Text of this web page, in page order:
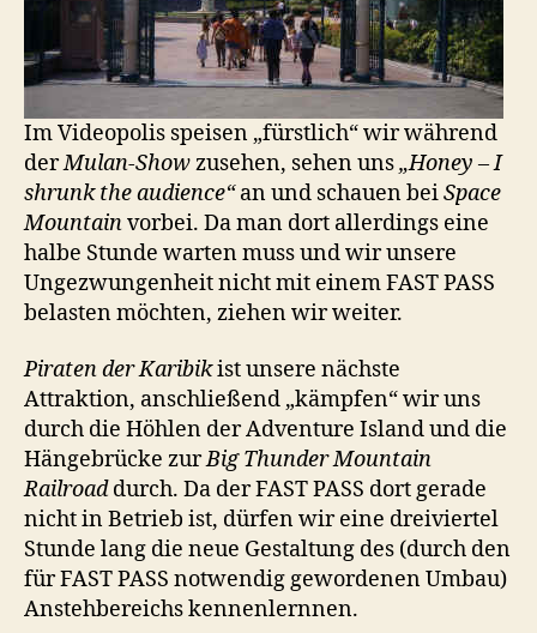
Im Videopolis speisen „fürstlich“ wir während
derMulan-Showzusehen, sehen uns„Honey – I
shrunk the audience“an und schauen beiSpace
Mountainvorbei. Da man dort allerdings eine
halbe Stunde warten muss und wir unsere
Ungezwungenheit nicht mit einem FAST PASS
belasten möchten, ziehen wir weiter.
Piraten der Karibikist unsere nächste
Attraktion, anschließend „kämpfen“ wir uns
durch die Höhlen der Adventure Island und die
Hängebrücke zurBig Thunder Mountain
Railroaddurch. Da der FAST PASS dort gerade
nicht in Betrieb ist, dürfen wir eine dreiviertel
Stunde lang die neue Gestaltung des (durch den
für FAST PASS notwendig gewordenen Umbau)
Anstehbereichs kennenlernnen.